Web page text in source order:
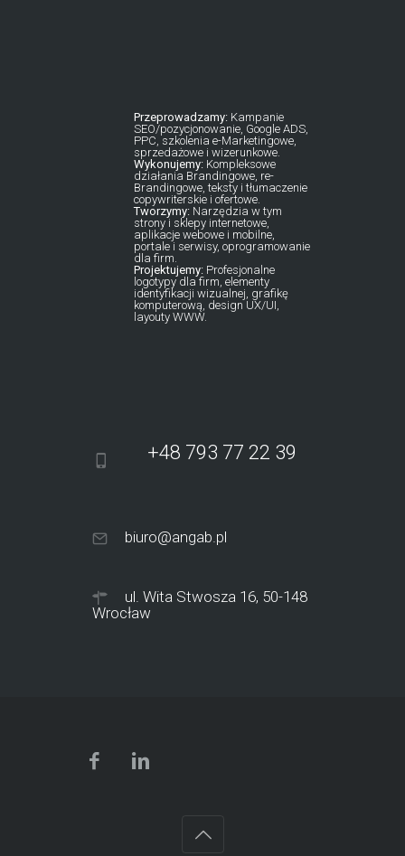
Przeprowadzamy: Kampanie
SEO/pozycjonowanie, Google ADS,
PPC, szkolenia e-Marketingowe,
sprzedażowe i wizerunkowe.
Wykonujemy: Kompleksowe
działania Brandingowe, re-
Brandingowe, teksty i tłumaczenie
copywriterskie i ofertowe.
Tworzymy: Narzędzia w tym
strony i sklepy internetowe,
aplikacje webowe i mobilne,
portale i serwisy, oprogramowanie
dla firm.
Projektujemy: Profesjonalne
logotypy dla firm, elementy
identyfikacji wizualnej, grafikę
komputerową, design UX/UI,
layouty WWW.
+48 793 77 22 39
biuro@angab.pl
ul. Wita Stwosza 16, 50-148
Wrocław